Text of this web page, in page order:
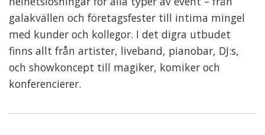
galakvällen och företagsfester till intima mingel
med kunder och kollegor. I det digra utbudet
finns allt från artister, liveband, pianobar, DJ:s,
och showkoncept till magiker, komiker och
konferencierer.